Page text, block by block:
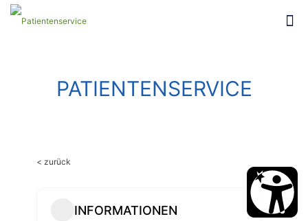
PATIENTENSERVICE
< zurück
INFORMATIONEN